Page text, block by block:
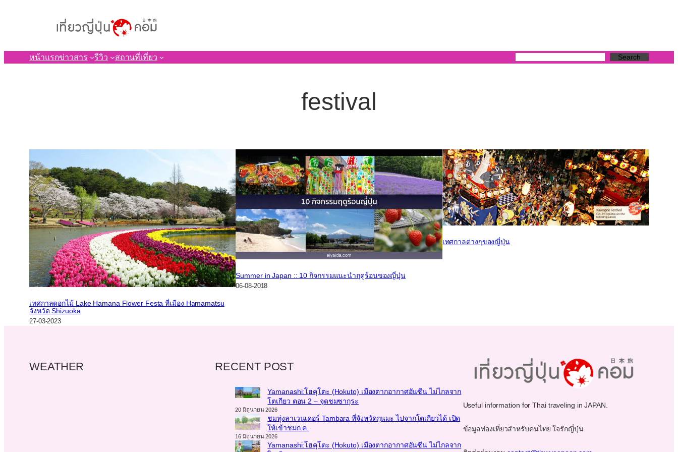
หน้าแรกข่าวสาร รีวิว สถานที่เที่ยว Search
festival
เทศกาลดอกไม้ Lake Hamana Flower Festa ที่เมือง Hamamatsu
จังหวัด Shizuoka
27-03-2023
Summer in Japan :: 10 กิจกรรมแนะนำฤดูร้อนของญี่ปุ่น
06-08-2018
เทศกาลต่างๆของญี่ปุ่น
WEATHER RECENT POST
Yamanashi:โฮคุโตะ (Hokuto) เมืองตากอากาศอันซีน ไม่ไกลจาก
โตเกียว ตอน 2 – จุดชมซากุระ
20 มิถุนายน 2026
ชมทุ่งลาเวนเดอร์ Tambara ที่จังหวัดกุนมะ ไปจากโตเกียวได้ เปิด
ให้เข้าชมก.ค.
16 มิถุนายน 2026
Yamanashi:โฮคุโตะ (Hokuto) เมืองตากอากาศอันซีน ไม่ไกลจาก
Useful information for Thai traveling in JAPAN.
ข้อมูลท่องเที่ยวสำหรับคนไทย ใจรักญี่ปุ่น